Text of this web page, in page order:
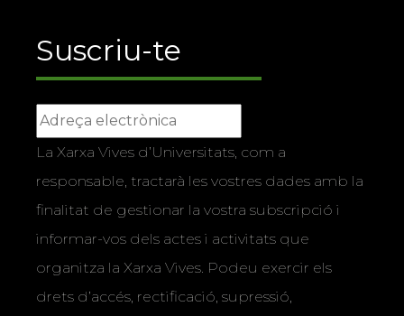
Suscriu-te
La Xarxa Vives d’Universitats, com a
responsable, tractarà les vostres dades amb la
finalitat de gestionar la vostra subscripció i
informar-vos dels actes i activitats que
organitza la Xarxa Vives. Podeu exercir els
drets d’accés, rectificació, supressió,